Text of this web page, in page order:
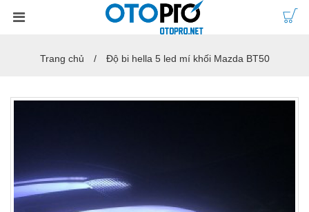
Trang chủ Độ bi hella 5 led mí khối Mazda BT50